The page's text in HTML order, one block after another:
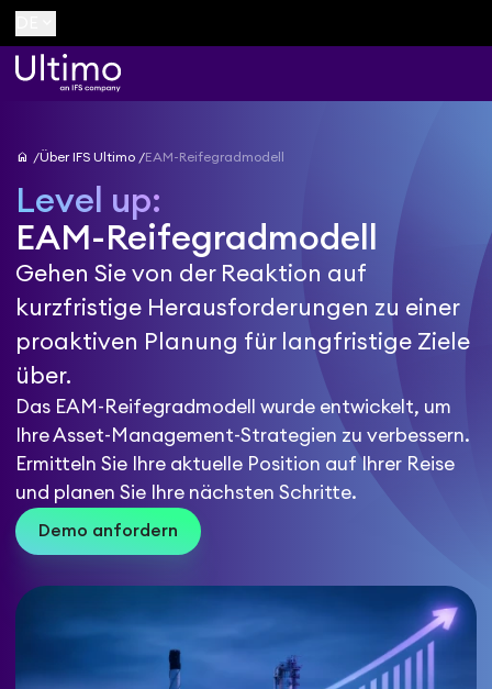
home Über IFS Ultimo EAM-Reifegradmodell
Level up:
EAM-Reifegradmodell
Gehen Sie von der Reaktion auf
kurzfristige Herausforderungen zu einer
proaktiven Planung für langfristige Ziele
über.
Das EAM-Reifegradmodell wurde entwickelt, um
Ihre Asset-Management-Strategien zu verbessern.
Ermitteln Sie Ihre aktuelle Position auf Ihrer Reise
und planen Sie Ihre nächsten Schritte.
Demo anfordern